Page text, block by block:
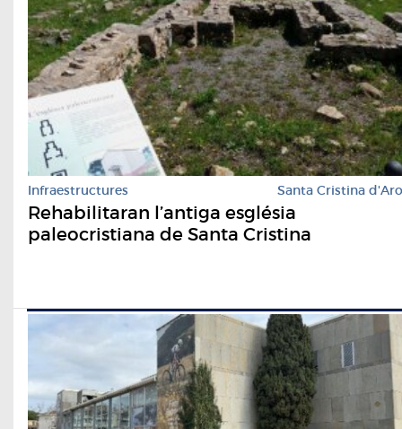
Infraestructures Santa Cristina d'Aro
Rehabilitaran l’antiga església
paleocristiana de Santa Cristina